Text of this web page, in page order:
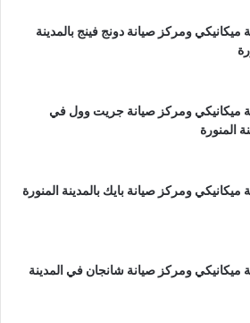
ومركز صيانة دونج فينج بالمدينة
ميكانيكي ومركز صيانة جريت وول في
المنورة
ومركز صيانة بايك بالمدينة المنورة
ميكانيكي ومركز صيانة شانجان في المدينة